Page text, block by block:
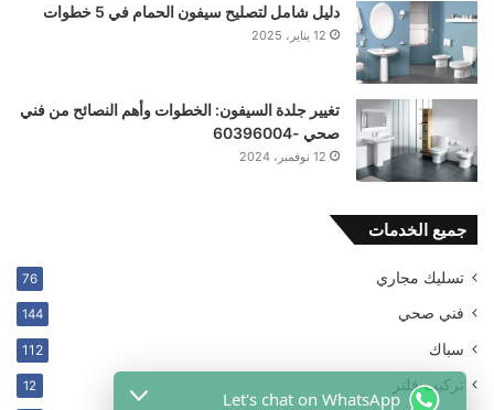
دليل شامل لتصليح سيفون الحمام في 5 خطوات
12 يناير، 2025
تغيير جلدة السيفون: الخطوات وأهم النصائح من فني
صحي -60396004
12 نوفمبر، 2024
جميع الخدمات
تسليك مجاري 76
فني صحي 144
سباك 112
ترکیب فلتر 12 Let's chat on WhatsApp